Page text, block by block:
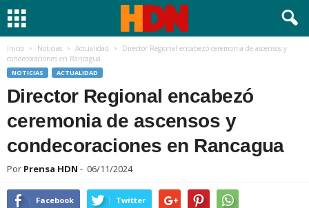
Inicio Noticias Actualidad
Director Regional encabezó ceremonia de ascensos y
condecoraciones en Rancagua
NOTICIAS ACTUALIDAD
Director Regional encabezó
ceremonia de ascensos y
condecoraciones en Rancagua
Por Prensa HDN - 06/11/2024
Facebook Twitter